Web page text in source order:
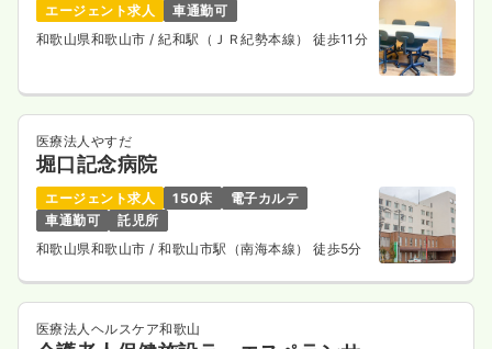
エージェント求人
車通勤可
和歌山県和歌山市 / 紀和駅（ＪＲ紀勢本線） 徒歩11分
医療法人やすだ
堀口記念病院
エージェント求人 150床
電子カルテ
車通勤可
託児所
和歌山県和歌山市/ 和歌山市駅（南海本線） 徒歩5分
医療法人ヘルスケア和歌山